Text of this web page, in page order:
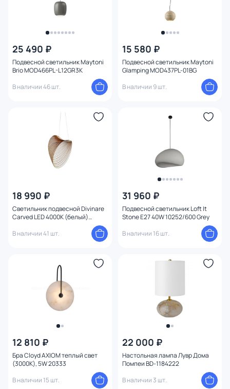
25 490 ₽
Подвесной светильник Maytoni
Brio MOD466PL-L12GR3K
В наличии 46 шт.
15 580 ₽
Подвесной светильник Maytoni
Glamping MOD437PL-01BG
В наличии 9 шт.
18 990 ₽
Светильник подвесной Divinare
Carved LED 4000К (белый)
В наличии 41 шт.
31 960 ₽
Подвесной светильник Loft It
Stone E27 40W 10252/600 Grey
В наличии 16 шт.
12 810 ₽
Бра Cloyd AXIOM теплый свет
(3000K), 5W 20333
В наличии 15 шт.
22 000 ₽
Настольная лампа Лувр Дома
Помпеи BD-1184222
В наличии 3 шт.